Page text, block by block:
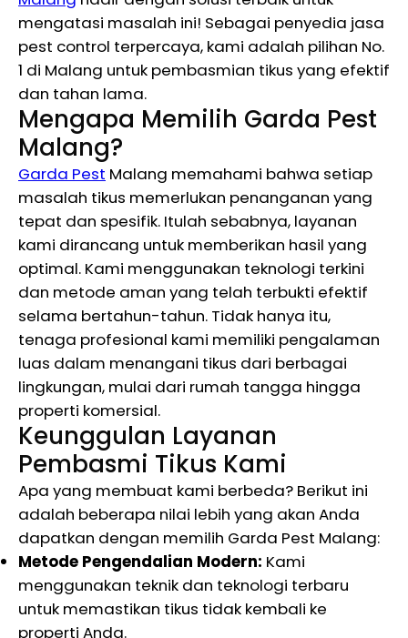
mengatasi masalah ini! Sebagai penyedia jasa
pest control terpercaya, kami adalah pilihan No.
1 di Malang untuk pembasmian tikus yang efektif
dan tahan lama.
Mengapa Memilih Garda Pest
Malang?
Garda Pest Malang memahami bahwa setiap
masalah tikus memerlukan penanganan yang
tepat dan spesifik. Itulah sebabnya, layanan
kami dirancang untuk memberikan hasil yang
optimal. Kami menggunakan teknologi terkini
dan metode aman yang telah terbukti efektif
selama bertahun-tahun. Tidak hanya itu,
tenaga profesional kami memiliki pengalaman
luas dalam menangani tikus dari berbagai
lingkungan, mulai dari rumah tangga hingga
properti komersial.
Keunggulan Layanan
Pembasmi Tikus Kami
Apa yang membuat kami berbeda? Berikut ini
adalah beberapa nilai lebih yang akan Anda
dapatkan dengan memilih Garda Pest Malang:
Metode Pengendalian Modern: Kami
menggunakan teknik dan teknologi terbaru
untuk memastikan tikus tidak kembali ke
properti Anda.